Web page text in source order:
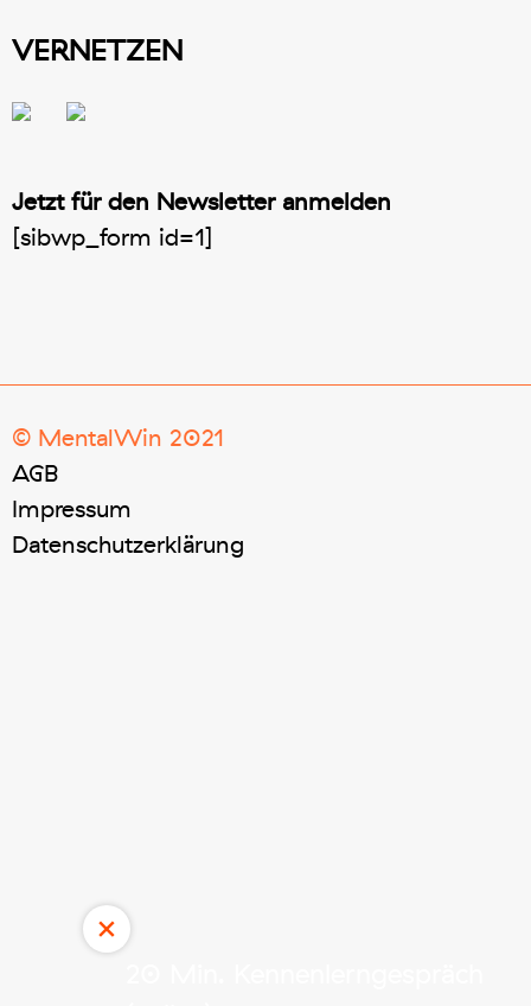
×
VERNETZEN
Jetzt für den Newsletter anmelden
[sibwp_form id=1]
© MentalWin 2021
AGB
Impressum
Datenschutzerklärung